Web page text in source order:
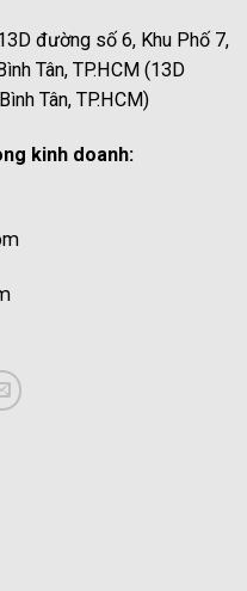
đường số 6, Khu Phố 7,
Tân, TP.HCM (13D
Tân, TP.HCM)
kinh doanh: